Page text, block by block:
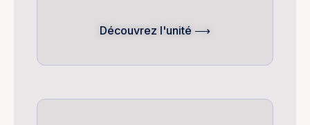
Découvrez l'unité ⟶